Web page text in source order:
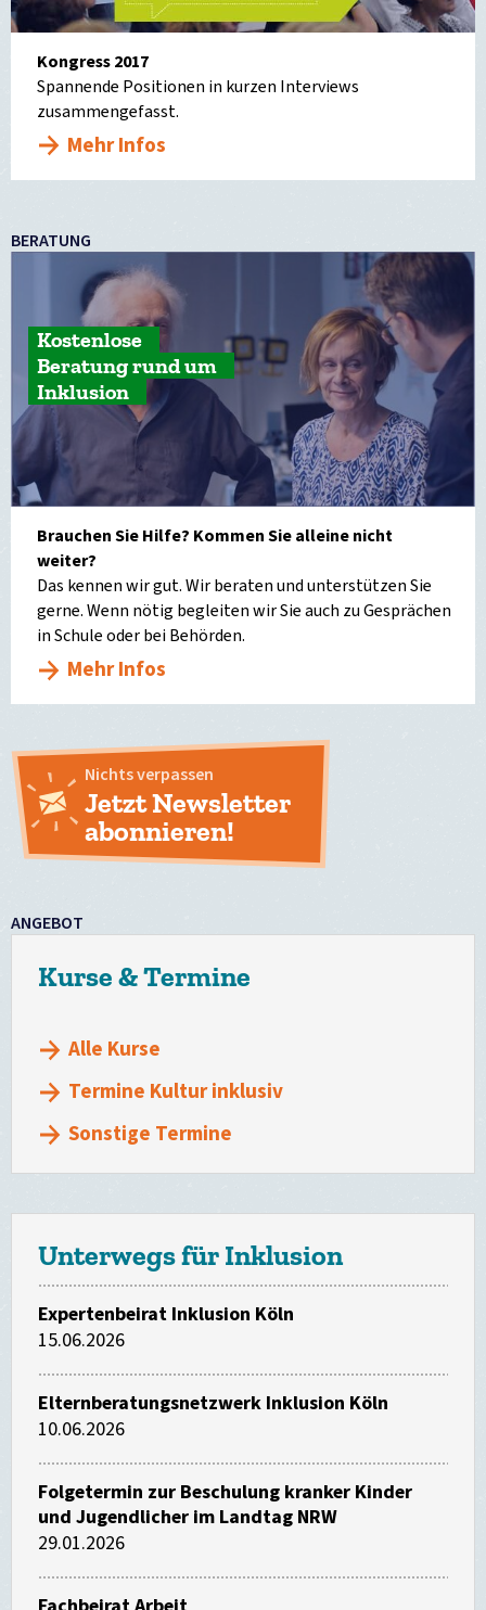
Kongress 2017
Spannende Positionen in kurzen Interviews
zusammengefasst.
Mehr Infos
BERATUNG
Kostenlose
Beratung rund um
Inklusion
Brauchen Sie Hilfe? Kommen Sie alleine nicht
weiter?
Das kennen wir gut. Wir beraten und unterstützen Sie
gerne. Wenn nötig begleiten wir Sie auch zu Gesprächen
in Schule oder bei Behörden.
Mehr Infos
Nichts verpassen
Jetzt Newsletter
abonnieren!
ANGEBOT
Kurse & Termine
Alle Kurse
Termine Kultur inklusiv
Sonstige Termine
Unterwegs für Inklusion
Expertenbeirat Inklusion Köln
15.06.2026
Elternberatungsnetzwerk Inklusion Köln
10.06.2026
Folgetermin zur Beschulung kranker Kinder
und Jugendlicher im Landtag NRW
29.01.2026